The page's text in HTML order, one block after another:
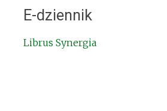
E-dziennik
Librus Synergia